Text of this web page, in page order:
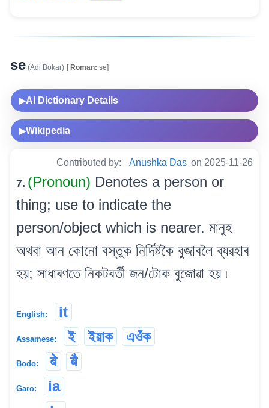
se (Adi Bokar) [Roman: sə]
▶AI Dictionary Details
▶Wikipedia
Contributed by: Anushka Das on 2025-11-26
7. (Pronoun) Denotes a person or
thing; use to indicate the
person/object which is nearer. মানুহ
অথবা আন কোনো বস্তুক নিৰ্দিষ্টকৈ বুজাবলৈ ব্যৱহাৰ
হয়; সাধাৰণতে নিকটবৰ্তী জন/টোক বুজোৱা হয় ৷
English: it
Assamese: ই ইয়াক এওঁক
Bodo: बे बै
Garo:
ia